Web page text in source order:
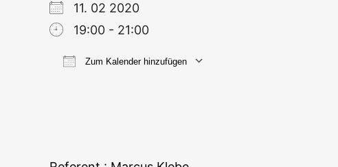
11. 02 2020
19:00 - 21:00
Zum Kalender hinzufügen